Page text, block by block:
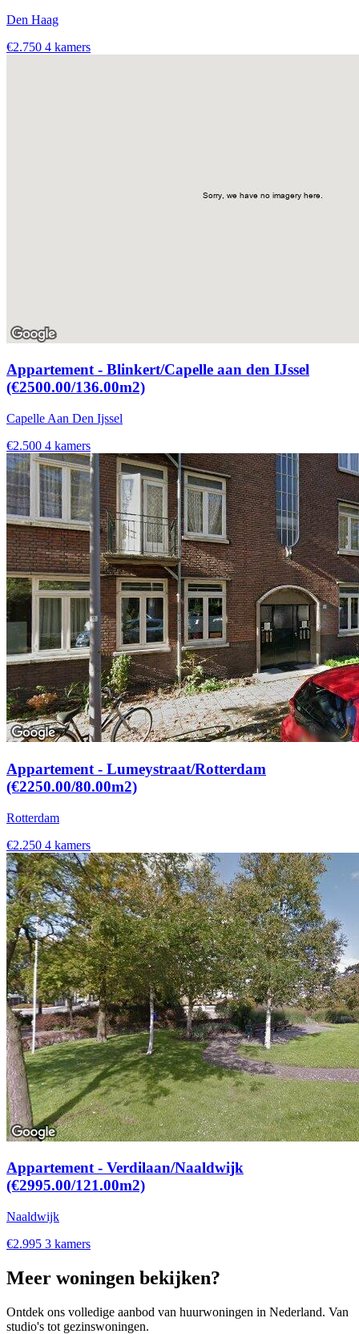
Den Haag
€2.750 4 kamers
Appartement - Blinkert/Capelle aan den IJssel
(€2500.00/136.00m2)
Capelle Aan Den Ijssel
€2.500 4 kamers
Appartement - Lumeystraat/Rotterdam
(€2250.00/80.00m2)
Rotterdam
€2.250 4 kamers
Appartement - Verdilaan/Naaldwijk
(€2995.00/121.00m2)
Naaldwijk
€2.995 3 kamers
Meer woningen bekijken?
Ontdek ons volledige aanbod van huurwoningen in Nederland. Van
studio's tot gezinswoningen.